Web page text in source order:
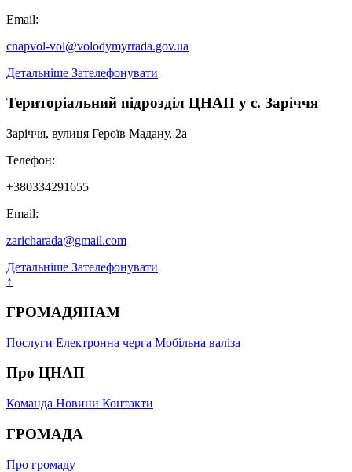
Email:
cnapvol-vol@volodymyrrada.gov.ua
Детальніше Зателефонувати
Територіальний підрозділ ЦНАП у с. Заріччя
Заріччя, вулиця Героїв Мадану, 2а
Телефон:
+380334291655
Email:
zaricharada@gmail.com
Детальніше Зателефонувати
↑
ГРОМАДЯНАМ
Послуги Електронна черга Мобільна валіза
Про ЦНАП
Команда Новини Контакти
ГРОМАДА
Про громаду